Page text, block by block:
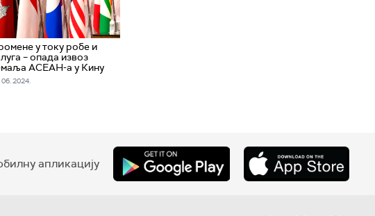
у току робе и
– опада извоз
АСЕАН-а у Кину
06. 2024.
апликацију